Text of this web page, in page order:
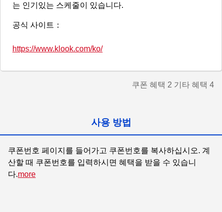
는 인기있는 스케줄이 있습니다.
공식 사이트：
https://www.klook.com/ko/
쿠폰 혜택 2 기타 혜택 4
사용 방법
쿠폰번호 페이지를 들어가고 쿠폰번호를 복사하십시오. 계
산할 때 쿠폰번호를 입력하시면 혜택을 받을 수 있습니
다.more